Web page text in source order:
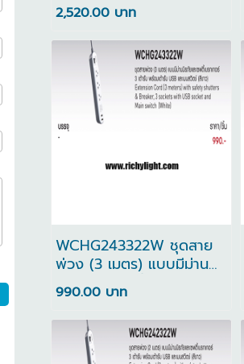
ครอบป้องกัน
2,520.00 บาท
WCHG243322W ชุดสาย
พ่วง (3 เมตร) แบบมีม่าน
นิรภัยและเซฟตี้เบรกเกอร์ 3
เต้ารับ พร้อมเต้ารับ USB
990.00 บาท